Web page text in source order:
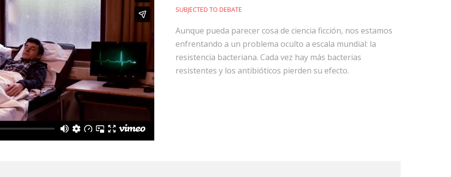
SUBJECTED TO DEBATE
Aunque pueda parecer cosa de ciencia ficción, nos estamos
enfrentando a un problema oculto a escala mundial: la
resistencia bacteriana. Cada vez hay más bacterias
resistentes y los antibióticos pierden su efecto.